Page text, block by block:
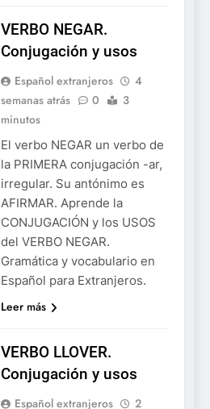
VERBO NEGAR.
Conjugación y usos
Español extranjeros
4
semanas atrás
0
3
minutos
El verbo NEGAR un verbo de
la PRIMERA conjugación -ar,
irregular. Su antónimo es
AFIRMAR. Aprende la
CONJUGACIÓN y los USOS
del VERBO NEGAR.
Gramática y vocabulario en
Español para Extranjeros.
Leer más
VERBO LLOVER.
Conjugación y usos
Español extranjeros
2